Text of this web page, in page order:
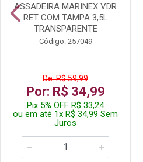
ASSADEIRA MARINEX VDR
RET COM TAMPA 3,5L
TRANSPARENTE
Código: 257049
De: R$ 59,99
Por: R$ 34,99
Pix 5% OFF R$ 33,24
ou em até 1x R$ 34,99 Sem
Juros